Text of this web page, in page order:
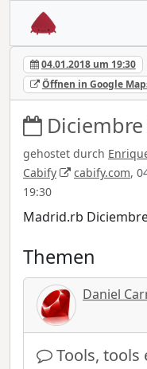
04.01.2018 um 19:30
Öffnen in Google
gehostet durch
Cabify
cabify.com,
19:30
Madrid.rb
Themen
Daniel
Tools, tools